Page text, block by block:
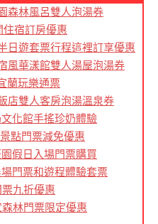
森林風呂雙人泡湯券
住宿訂房優惠
日遊套票行程這裡訂享優惠
風華漾館雙人湯屋泡湯券
蘭玩樂通票
店雙人客房泡湯溫泉券
文化館手搖珍奶體驗
點門票減免優惠
假日入場門票購買
門票和遊程體驗套票
票九折優惠
森林門票限定優惠